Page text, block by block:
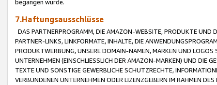
begangen wurde.
7.Haftungsausschlüsse
DAS PARTNERPROGRAMM, DIE AMAZON-WEBSITE, PRODUKTE UND
PARTNER-LINKS, LINKFORMATE, INHALTE, DIE
PRODUKTWERBUNG, UNSERE DOMAIN-NAMEN, MARKEN UND
UNTERNEHMEN (EINSCHLIESSLICH DER AMAZON-MARKEN) UND DIE
TEXTE UND SONSTIGE GEWERBLICHE SCHUTZRECHTE,
VERBUNDENEN UNTERNEHMEN ODER LIZENZGEBERN IM RAHMEN